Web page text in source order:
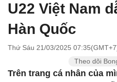
U22 Việt Nam
Hàn Quốc
Thứ Sáu 21/03/2025
Theo dõi
Trên trang cá nhân của